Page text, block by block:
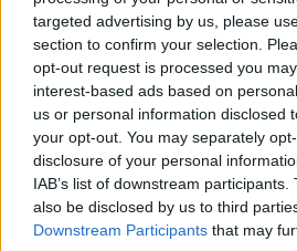
targeted advertising by us, please
section to confirm your selection.
opt-out request is processed you
interest-based ads based on
us or personal information disclosed
your opt-out. You may separately
disclosure of your personal
IAB’s list of downstream
also be disclosed by us to third
Downstream Participants that may
TwitterMessengerWhatsApp
EmailCopy
Link
Wersja do druku
Tagi:
BP ARTUR MIZIŃSKI
DUSZPASTERSTWO ROLNIKÓW